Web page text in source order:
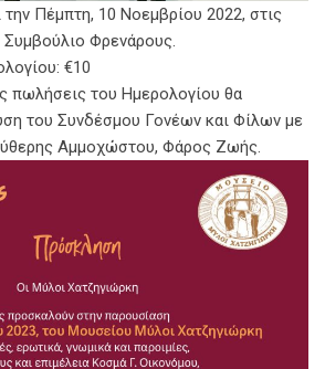
Πέμπτη, 10 Νοεμβρίου 2022, στις
Συμβούλιο Φρενάρους.
€10
πωλήσεις του Ημερολογίου θα
του Συνδέσμου Γονέων και Φίλων με
Αμμοχώστου, Φάρος Ζωής.